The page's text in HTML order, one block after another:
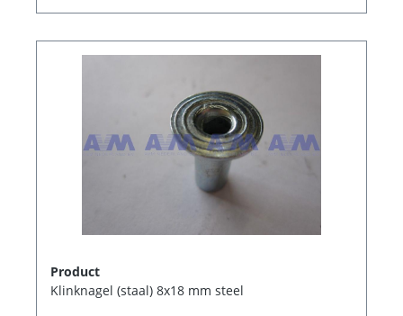
Product
Klinknagel (staal) 8x18 mm steel